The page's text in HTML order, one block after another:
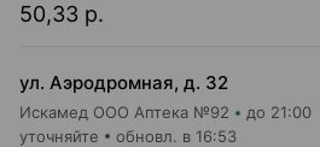
50,33 р.
ул. Аэродромная, д. 32
Искамед ООО Аптека №92 до 21:00
уточняйте обновл. в 16:53